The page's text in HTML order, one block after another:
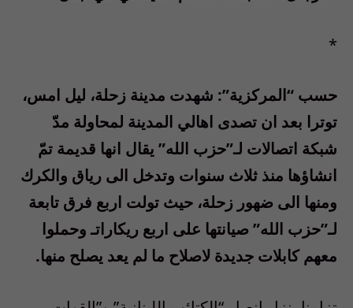
*
حسب “المركزية”: شهدت مدينة زحلة، ليل امس،
توترا بعد ان تصدى اهالي المدينة لمحاولة مدّ
شبكة اتصالات لـ”حزب الله” يقال انها قديمة تمّ
انشاؤها منذ ثلاث سنوات وتدخل الى رياق والكرك
ومنها الى ضهور زحلة، حيث تولت اربع فرق تابعة
لـ”حزب الله” صيانتها على اربع ريكاراتـ وحملوا
معهم كابلات جديدة لاصلاح ما لم يعد يصلح منها.